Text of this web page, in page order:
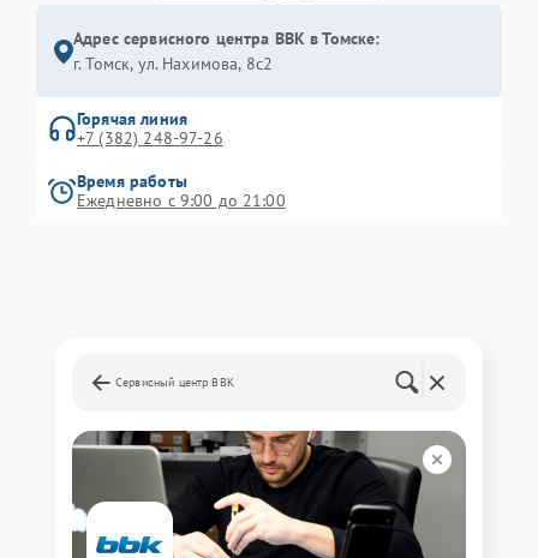
Адрес сервисного центра BBK в Томске:
г. Томск, ул. Нахимова, 8с2
Горячая линия
+7 (382) 248-97-26
Время работы
Ежедневно с 9:00 до 21:00
Сервисный центр BBK